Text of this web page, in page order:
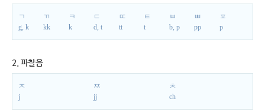
ㄱ
g, k
ㄲ
kk
ㅋ
k
ㄷ
d, t
ㄸ
tt
ㅌ
t
ㅂ
b, p
ㅃ
pp
ㅍ
p
2. 파찰음
ㅈ
j
ㅉ
jj
ㅊ
ch